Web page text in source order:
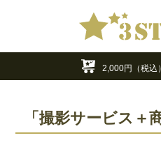
年末年始の営業・休
最大70%OFF!!お買い
2,000円（税込
11,000円OFF!! 『デジタル フ
22,000円OFF!! 『VENUS
16,500円OFF!!『ART
22,000円OFF!!『VENUS
「撮影サービス＋